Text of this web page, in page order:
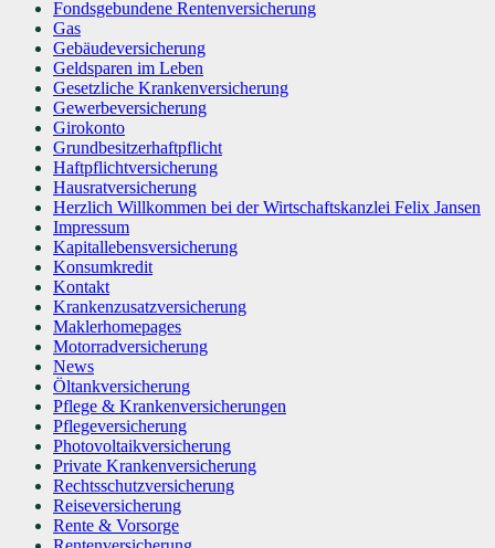
Fondsgebundene Rentenversicherung
Gas
Gebäudeversicherung
Geldsparen im Leben
Gesetzliche Krankenversicherung
Gewerbeversicherung
Girokonto
Grundbesitzerhaftpflicht
Haftpflichtversicherung
Hausratversicherung
Herzlich Willkommen bei der Wirtschaftskanzlei Felix Jansen
Impressum
Kapitallebensversicherung
Konsumkredit
Kontakt
Krankenzusatzversicherung
Maklerhomepages
Motorradversicherung
News
Öltankversicherung
Pflege & Krankenversicherungen
Pflegeversicherung
Photovoltaikversicherung
Private Krankenversicherung
Rechtsschutzversicherung
Reiseversicherung
Rente & Vorsorge